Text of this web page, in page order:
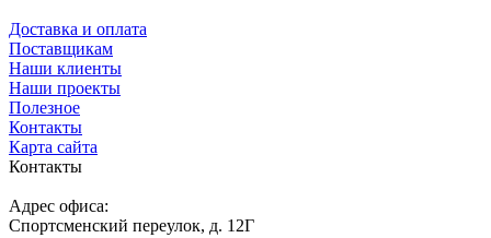
Доставка и оплата
Поставщикам
Наши клиенты
Наши проекты
Полезное
Контакты
Карта сайта
Контакты
Адрес офиса:
Спортсменский переулок, д. 12Г